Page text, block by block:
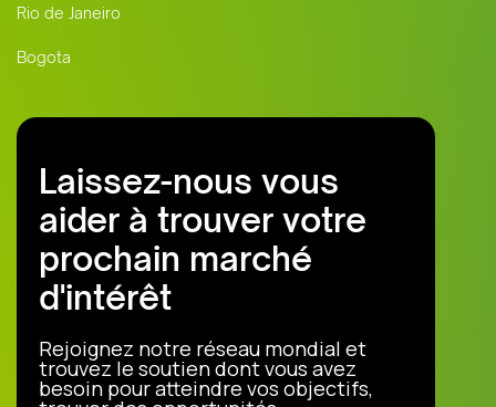
Rio de Janeiro
Bogota
Laissez-nous vous
aider à trouver votre
prochain marché
d'intérêt
Rejoignez notre réseau mondial et
trouvez le soutien dont vous avez
besoin pour atteindre vos objectifs,